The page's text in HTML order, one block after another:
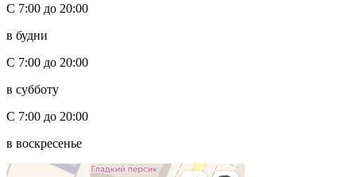
С 7:00 до 20:00
в будни
С 7:00 до 20:00
в субботу
С 7:00 до 20:00
в воскресенье